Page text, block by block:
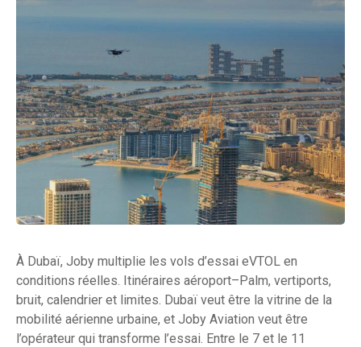
À Dubaï, Joby multiplie les vols d’essai eVTOL en
conditions réelles. Itinéraires aéroport–Palm, vertiports,
bruit, calendrier et limites. Dubaï veut être la vitrine de la
mobilité aérienne urbaine, et Joby Aviation veut être
l’opérateur qui transforme l’essai. Entre le 7 et le 11